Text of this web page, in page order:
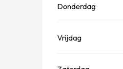
Donderdag
Vrijdag